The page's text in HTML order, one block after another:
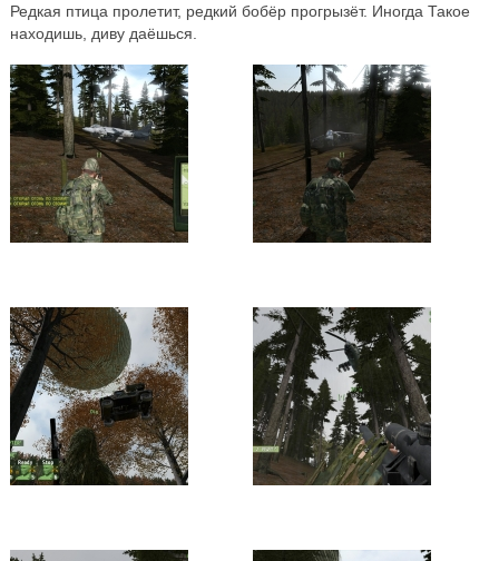
Редкая птица пролетит, редкий бобёр прогрызёт. Иногда Такое
находишь, диву даёшься.